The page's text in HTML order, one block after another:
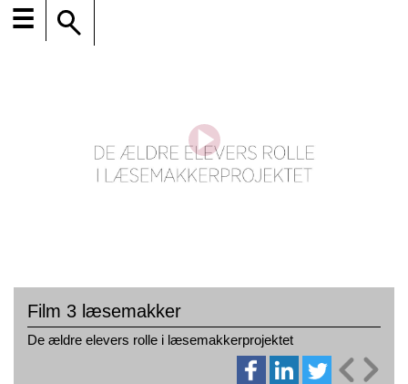
☰
Film 3 læsemakker
De ældre elevers rolle i læsemakkerprojektet